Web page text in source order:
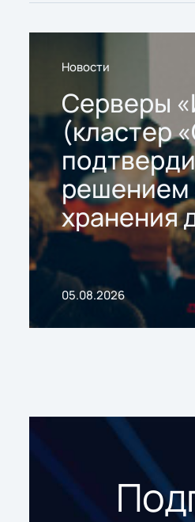
Новости
Серверы
(кластер
решением
хранения
05.08.2026